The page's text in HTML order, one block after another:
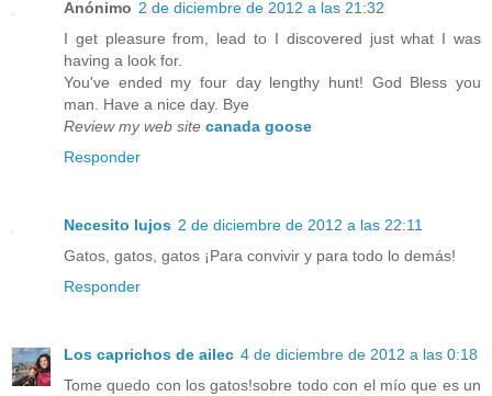
Anónimo 2 de diciembre de 2012 a las 21:32
I get pleasure from, lead to I discovered just what I was
having a look for.
You've ended my four day lengthy hunt! God Bless you
man. Have a nice day. Bye
Review my web site canada goose
Responder
Necesito lujos 2 de diciembre de 2012 a las 22:11
Gatos, gatos, gatos ¡Para convivir y para todo lo demás!
Responder
Los caprichos de ailec 4 de diciembre de 2012 a las 0:18
Tome quedo con los gatos!sobre todo con el mío que es un